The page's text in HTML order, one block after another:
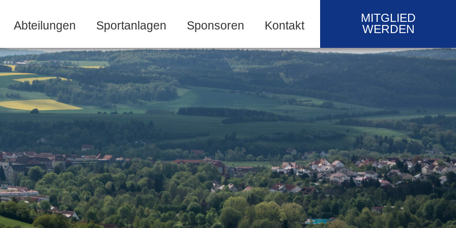
Abteilungen Sportanlagen Sponsoren Kontakt
MITGLIED
WERDEN